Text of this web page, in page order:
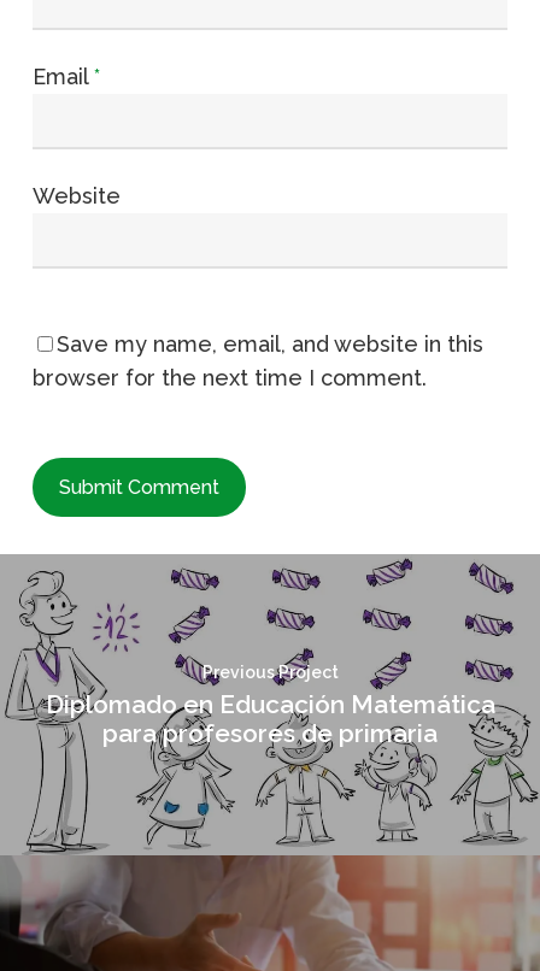
Email*
Website
Save my name, email, and website in this
browser for the next time I comment.
Previous Project
Diplomado en Educación Matemática
para profesores de primaria